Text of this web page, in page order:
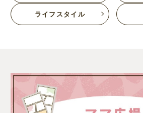
ライフスタイル